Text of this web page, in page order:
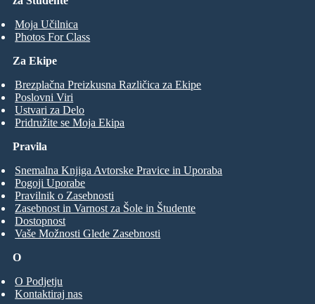
Moja Učilnica
Photos For Class
Za Ekipe
Brezplačna Preizkusna Različica za Ekipe
Poslovni Viri
Ustvari za Delo
Pridružite se Moja Ekipa
O
O Podjetju
Kontaktiraj nas
Pravila
Snemalna Knjiga Avtorske Pravice in Uporaba
Pogoji Uporabe
Pravilnik o Zasebnosti
Zasebnost in Varnost za Šole in Študente
Dostopnost
Vaše Možnosti Glede Zasebnosti